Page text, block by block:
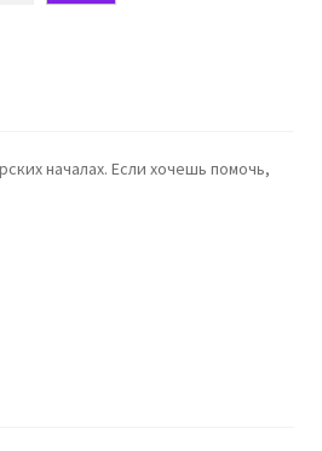
началах. Если хочешь помочь,